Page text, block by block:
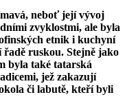
neboť její vývoj
zvyklostmi, ale byla
etnik i kuchyní
řadě ruskou. Stejně jako
byla také tatarská
jež zakazují
či labutě, kteří byli